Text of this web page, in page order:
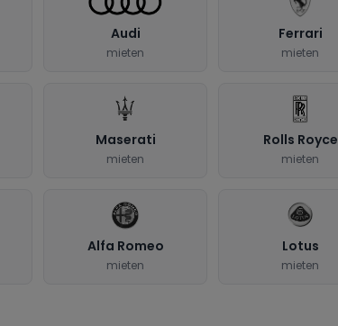
Audi
mieten
Ferrari
mieten
Maserati
mieten
Rolls Royce
mieten
Alfa Romeo
mieten
Lotus
mieten